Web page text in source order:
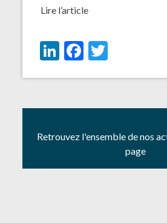
Lire l’article
LinkedIn
Facebook
Twitter
Retrouvez l'ensemble de nos
page